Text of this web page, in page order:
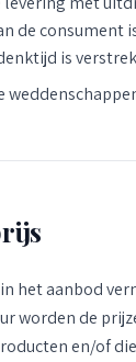
de consument
is
het aanbod
worden de
en/of